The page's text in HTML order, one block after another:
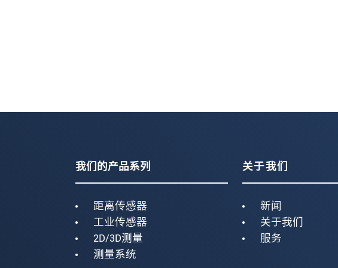
我们的产品系列
距离传感器
工业传感器
2D/3D测量
测量系统
关于我们
新闻
关于我们
服务